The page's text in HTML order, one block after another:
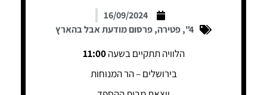
16/09/2024
4"
,פטירה,פרסום מודעת אבל בהארץ
הלוויה תתקיים בשעה11:00
בירושלים – הר המנוחות